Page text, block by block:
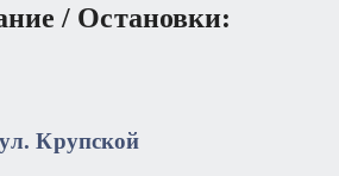
/ Остановки:
Крупской